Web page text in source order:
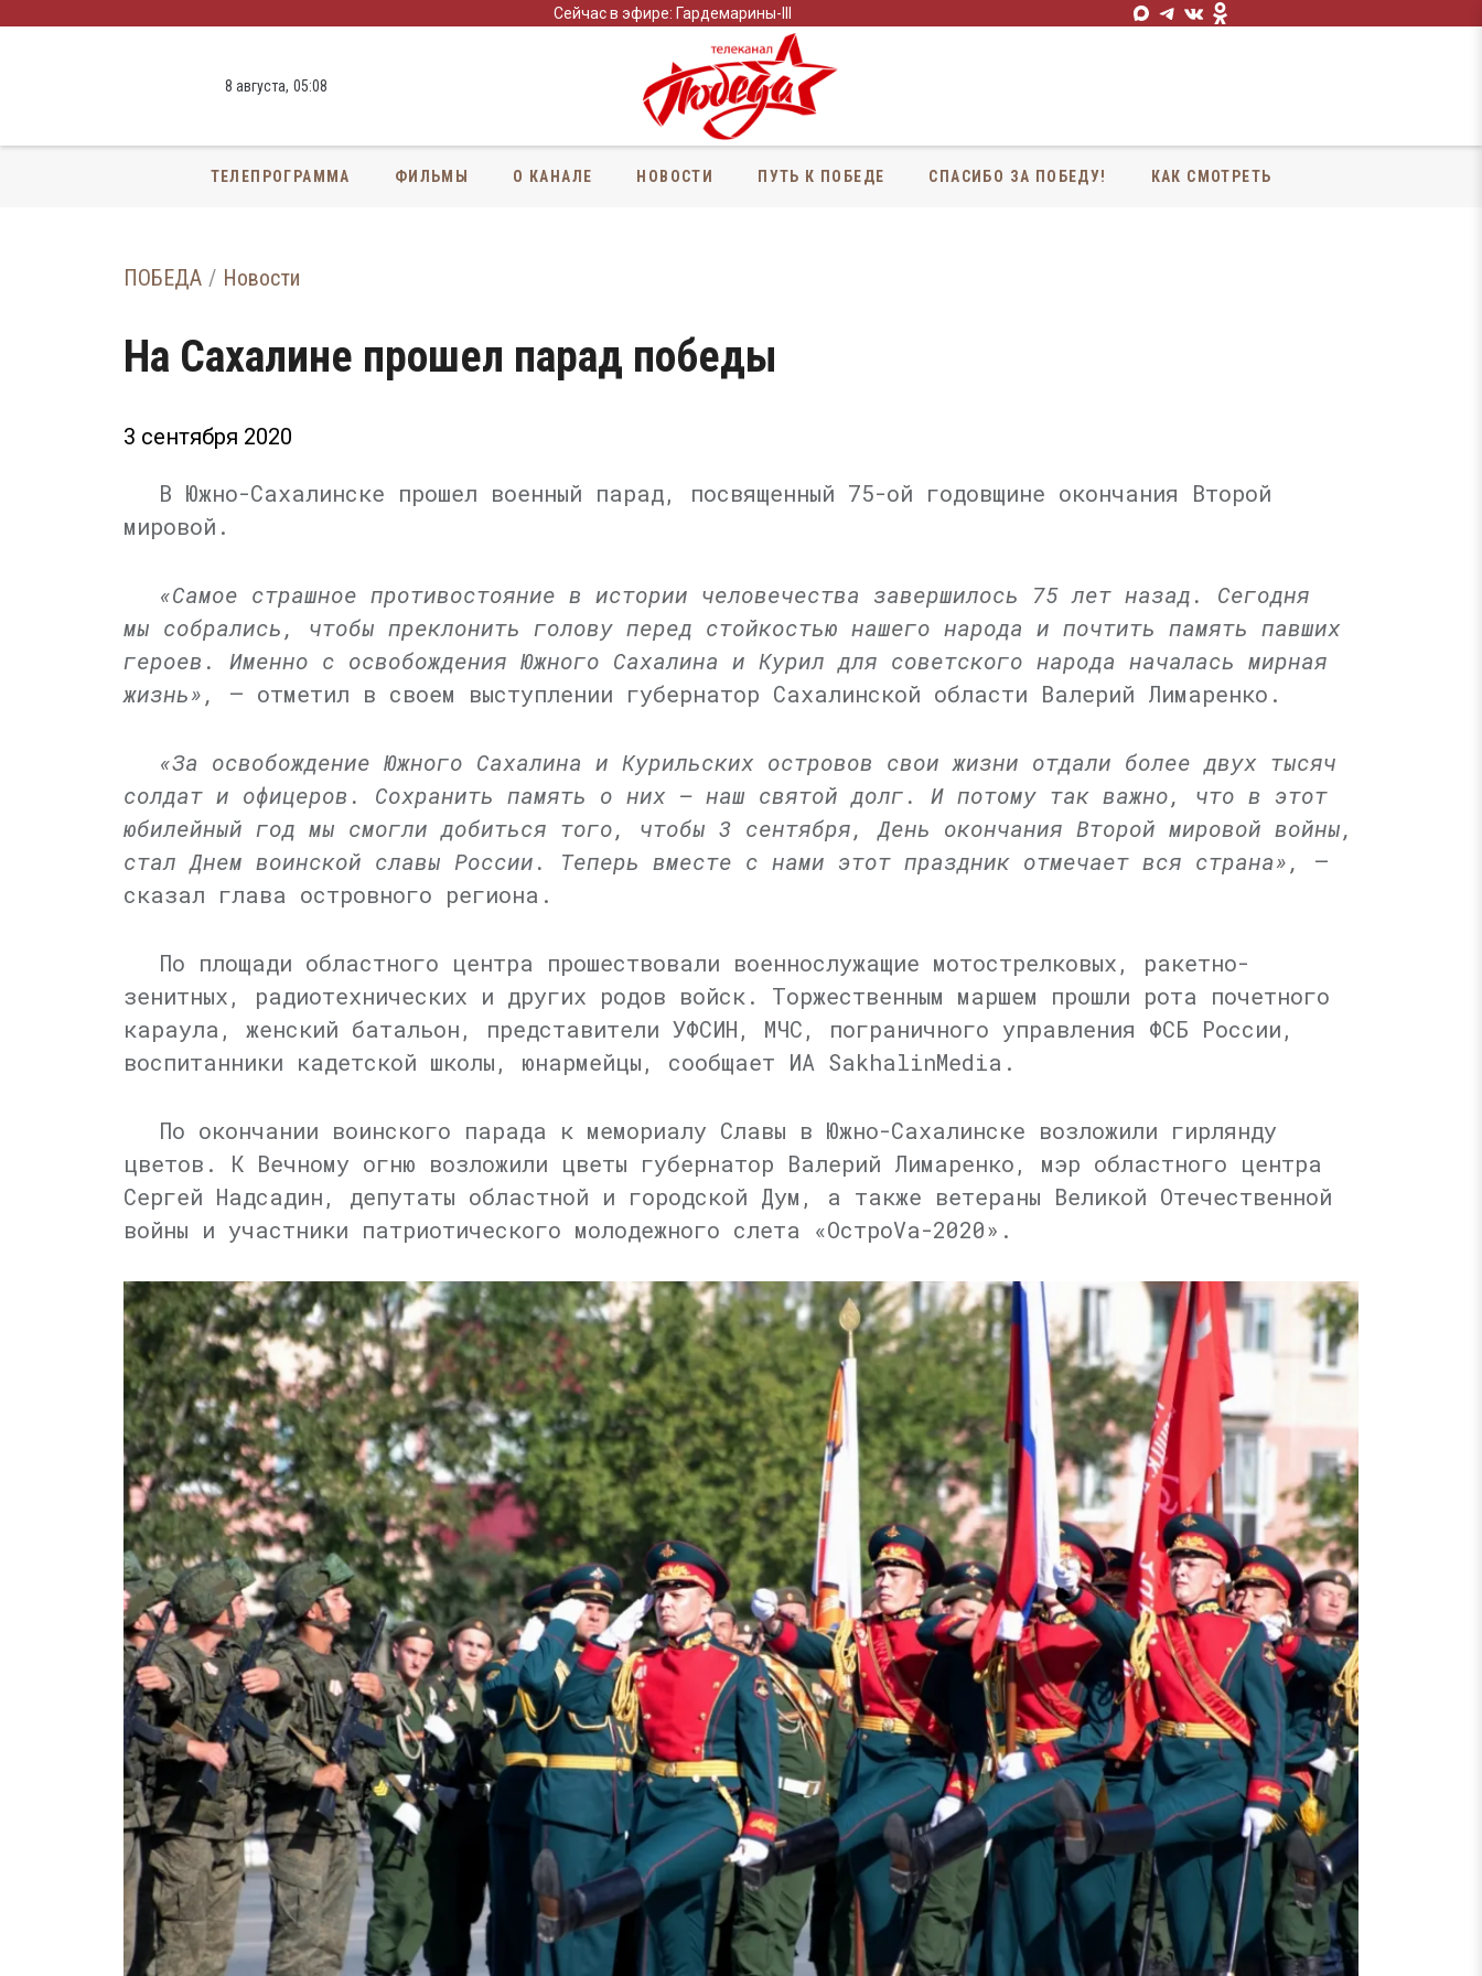
Сейчас в эфире: Гардемарины-III
8 августа, 05:09
ТЕЛЕПРОГРАММА ФИЛЬМЫ О КАНАЛЕ НОВОСТИ ПУТЬ К ПОБЕДЕ СПАСИБО ЗА ПОБЕДУ! КАК СМОТРЕТЬ
ПОБЕДА Новости
На Сахалине прошел парад победы
3 сентября 2020
В Южно-Сахалинске прошел военный парад, посвященный 75-ой годовщине окончания Второй
мировой.
«Самое страшное противостояние в истории человечества завершилось 75 лет назад. Сегодня
мы собрались, чтобы преклонить голову перед стойкостью нашего народа и почтить память павших
героев. Именно с освобождения Южного Сахалина и Курил для советского народа началась мирная
жизнь»,
— отметил в своем выступлении губернатор Сахалинской области Валерий Лимаренко.
«За освобождение Южного Сахалина и Курильских островов свои жизни отдали более двух тысяч
солдат и офицеров. Сохранить память о них — наш святой долг. И потому так важно, что в этот
юбилейный год мы смогли добиться того, чтобы 3 сентября, День окончания Второй мировой войны,
стал Днем воинской славы России. Теперь вместе с нами этот праздник отмечает вся страна»,
—
сказал глава островного региона.
По площади областного центра прошествовали военнослужащие мотострелковых, ракетно-
зенитных, радиотехнических и других родов войск. Торжественным маршем прошли рота почетного
караула, женский батальон, представители УФСИН, МЧС, пограничного управления ФСБ России,
воспитанники кадетской школы, юнармейцы, сообщает ИА SakhalinMedia.
По окончании воинского парада к мемориалу Славы в Южно-Сахалинске возложили гирлянду
цветов. К Вечному огню возложили цветы губернатор Валерий Лимаренко, мэр областного центра
Сергей Надсадин, депутаты областной и городской Дум, а также ветераны Великой Отечественной
войны и участники патриотического молодежного слета «ОстроVа-2020».